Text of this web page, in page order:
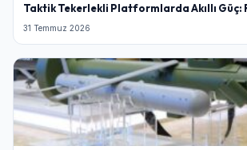
Taktik Tekerlekli Platformlarda Akıllı Güç:
31 Temmuz 2026